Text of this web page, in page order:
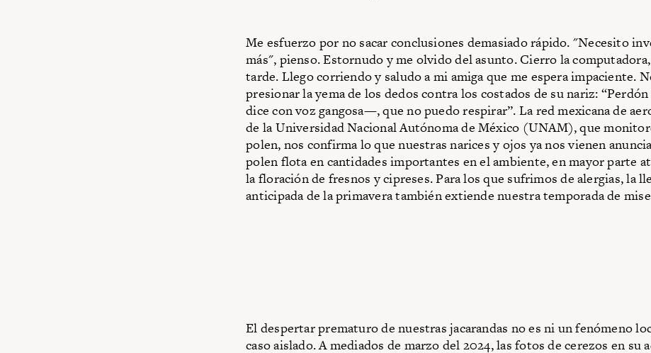
Me esfuerzo por no sacar conclusiones demasiado rápido. "Necesito
más", pienso. Estornudo y me olvido del asunto. Cierro la
tarde. Llego corriendo y saludo a mi amiga que me espera impaciente.
presionar la yema de los dedos contra los costados de su nariz:
dice con voz gangosa—, que no puedo respirar”. La red mexicana de
de la Universidad Nacional Autónoma de México (UNAM), que
polen, nos confirma lo que nuestras narices y ojos ya nos vienen
polen flota en cantidades importantes en el ambiente, en mayor parte
la floración de fresnos y cipreses. Para los que sufrimos de alergias, la
anticipada de la primavera también extiende nuestra temporada de
El despertar prematuro de nuestras jacarandas no es ni un fenómeno
caso aislado. A mediados de marzo del 2024, las fotos de cerezos en su